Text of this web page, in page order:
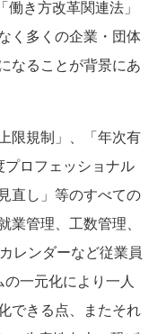
き方改革関連法」
く多くの企業・団体
なることが背景にあ
限規制」、「年次有
ロフェッショナル
直し」等のすべての
管理、工数管理、
レンダーなど従業員
一元化により一人
できる点、またそれ